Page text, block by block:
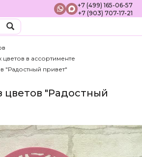
+7 (499) 165-06-57
+7 (903) 707-17-21
в ассортименте
"Радостный привет"
цветов "Радостный